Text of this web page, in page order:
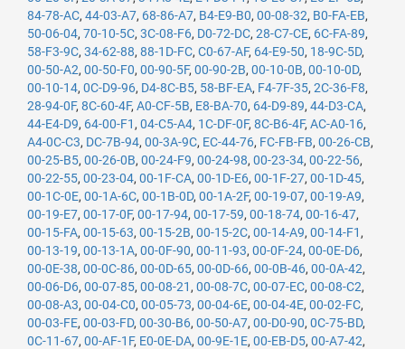
84-78-AC, 44-03-A7, 68-86-A7, B4-E9-B0, 00-08-32, B0-FA-EB,
50-06-04, 70-10-5C, 3C-08-F6, D0-72-DC, 28-C7-CE, 6C-FA-89,
58-F3-9C, 34-62-88, 88-1D-FC, C0-67-AF, 64-E9-50, 18-9C-5D,
00-50-A2, 00-50-F0, 00-90-5F, 00-90-2B, 00-10-0B, 00-10-0D,
00-10-14, 0C-D9-96, D4-8C-B5, 58-BF-EA, F4-7F-35, 2C-36-F8,
28-94-0F, 8C-60-4F, A0-CF-5B, E8-BA-70, 64-D9-89, 44-D3-CA,
44-E4-D9, 64-00-F1 , 04-C5-A4, 1C-DF-0F, 8C-B6-4F, AC-A0-16,
A4-0C-C3, DC-7B-94, 00-3A-9C, EC-44-76, FC-FB-FB, 00-26-CB,
00-25-B5, 00-26-0B, 00-24-F9, 00-24-98, 00-23-34, 00-22-56,
00-22-55, 00-23-04, 00-1F-CA, 00-1D-E6, 00-1F-27, 00-1D-45,
00-1C-0E, 00-1A-6C, 00-1B-0D, 00-1A-2F, 00-19-07, 00-19-A9,
00-19-E7, 00-17-0F, 00-17-94, 00-17-59, 00-18-74, 00-16-47,
00-15-FA, 00-15-63, 00-15-2B, 00-15-2C, 00-14-A9, 00-14-F1 ,
00-13-19, 00-13-1A, 00-0F-90, 00-11-93, 00-0F-24, 00-0E-D6,
00-0E-38, 00-0C-86, 00-0D-65, 00-0D-66, 00-0B-46, 00-0A-42,
00-06-D6, 00-07-85, 00-08-21 , 00-08-7C, 00-07-EC, 00-08-C2,
00-08-A3, 00-04-C0, 00-05-73, 00-04-6E, 00-04-4E, 00-02-FC,
00-03-FE, 00-03-FD, 00-30-B6, 00-50-A7, 00-D0-90, 0C-75-BD,
0C-11-67, 00-AF-1F, E0-0E-DA, 00-9E-1E, 00-EB-D5, 00-A7-42,